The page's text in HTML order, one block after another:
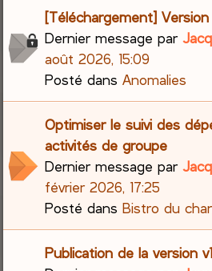
[Téléchargement]
Dernier message par
août 2026, 15:09
Posté dansAnomalies
Optimiser le suivi des
activités de groupe
Dernier message par
février 2026, 17:25
Posté dansBistro du
Publication de la version